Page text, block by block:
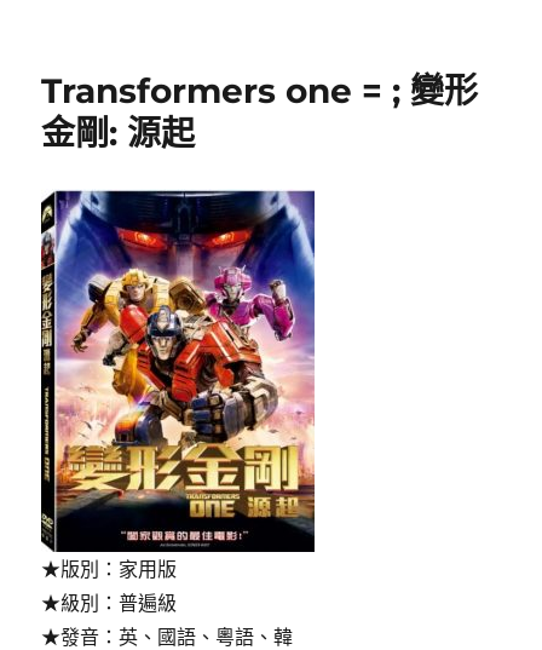
Transformers one = ; 變形
金剛: 源起
★版別：家用版
★級別：普遍級
★發音：英、國語、粵語、韓